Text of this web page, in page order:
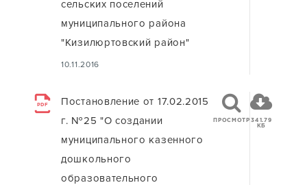
сельских поселений
муниципального района
"Кизилюртовский район"
10.11.2016
PDF
Постановление от 17.02.2015
г. №25 "О создании
муниципального казенного
дошкольного
образовательного
ПРОСМОТР 341.79
КБ